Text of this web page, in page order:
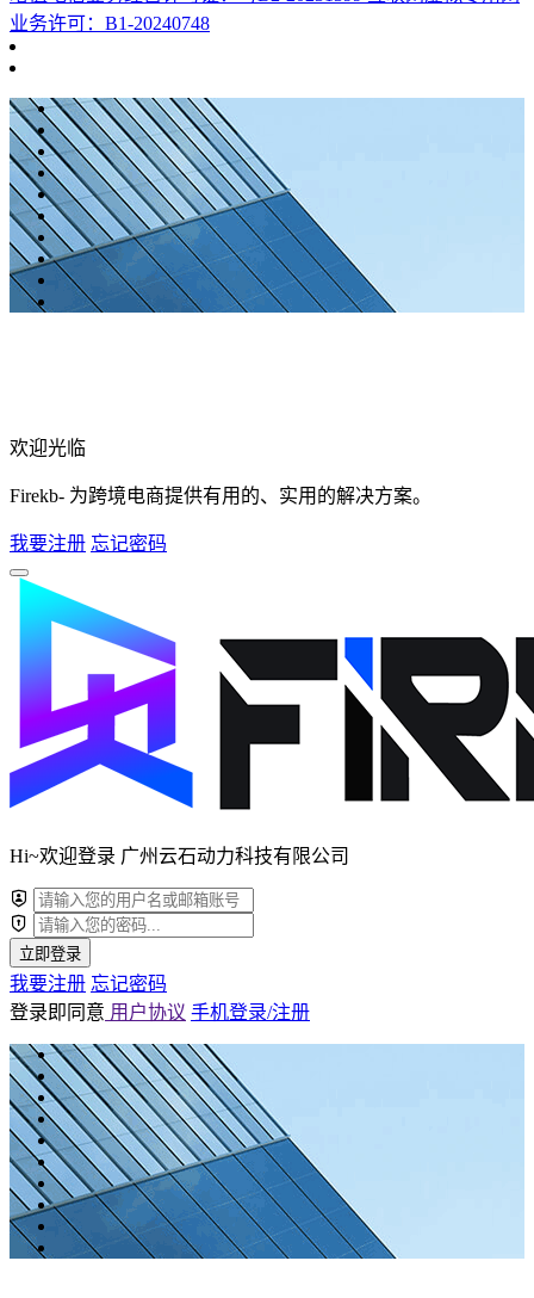
业务许可：B1-20240748
欢迎光临
Firekb- 为跨境电商提供有用的、实用的解决方案。
我要注册 忘记密码
Hi~欢迎登录 广州云石动力科技有限公司
立即登录
我要注册 忘记密码
登录即同意 用户协议 手机登录/注册